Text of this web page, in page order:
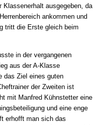
Klassenerhalt ausgegeben, da
ankommen und
tritt die Erste gleich beim
in der vergangenen
aus der A-Klasse
das Ziel eines guten
der Zweiten ist
mit Manfred Kühnstetter eine
und eine enge
erhofft man sich das